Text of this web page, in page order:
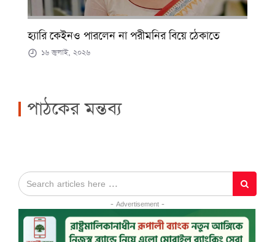
হ্যারি কেইনও পারলেন না পরীমনির বিয়ে ঠেকাতে
১৬ জুলাই, ২০২৬
পাঠকের মন্তব্য
- Advertisement -